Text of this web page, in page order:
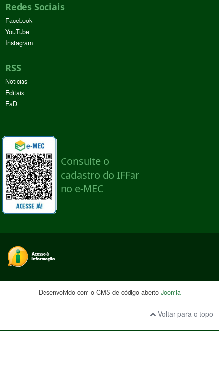
Redes Sociais
Facebook
YouTube
Instagram
RSS
Noticias
Editais
EaD
Desenvolvido com o CMS de código aberto Joomla
Voltar para o topo